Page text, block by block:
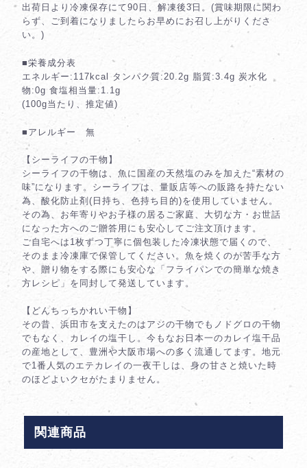
出荷日より冷凍保存にて90日、解凍後3日。(賞味期限に関わ
らず、ご到着になりましたらお早めにお召し上がりくださ
い。)
■栄養成分表
エネルギー:117kcal タンパク質:20.2g 脂質:3.4g 炭水化
物:0g 食塩相当量:1.1g
(100g当たり、推定値)
■アレルギー 無
【シーライフの干物】
シーライフの干物は、魚に国産の天然塩のみを加えた“素材の
味”になります。シーライフは、量販店等への販路を持たない
為、酸化防止剤(日持ち、色持ち目的)を使用していません。
その為、お年寄りやお子様の居るご家庭、大切な方・お世話
になった方へのご贈答用にも安心してご注文頂けます。
ご自宅へは1枚ずつ丁寧に個包装した冷凍状態で届くので、
そのまま冷凍庫で保管してください。魚を焼くのが苦手な方
や、贈り物をする際にも安心な「フライパンでの簡単な焼き
方レシピ」を同封して発送しています。
【どんちっちかれい干物】
その昔、浜田市を支えたのはアジの干物でもノドグロの干物
でもなく、カレイの塩干し。今もなお日本一のカレイ塩干品
の産地として、豊洲や大阪市場への多く流通してます。地元
で1番人気のエテカレイの一夜干しは、身の甘さと焼いた時
のほどよいクセがたまりません。
関連商品